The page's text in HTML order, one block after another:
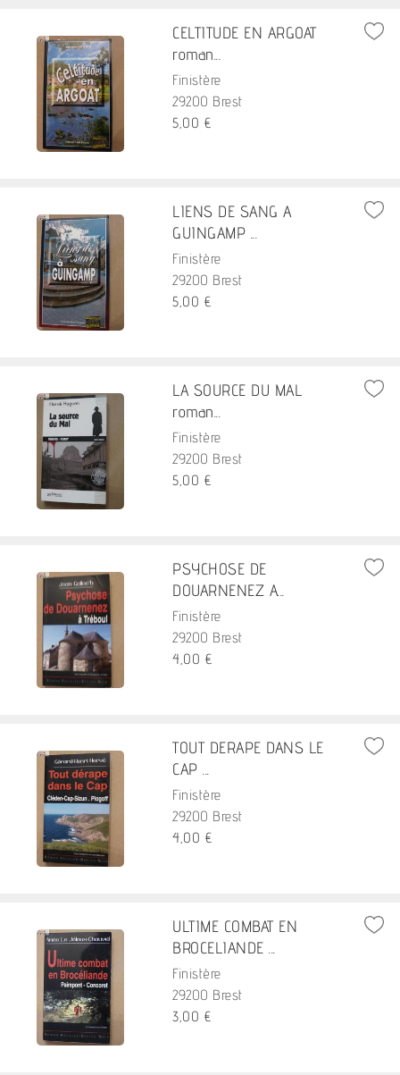
CELTITUDE EN ARGOAT
roman...
Finistère
29200 Brest
5,00 €
LIENS DE SANG A
GUINGAMP ...
Finistère
29200 Brest
5,00 €
LA SOURCE DU MAL
roman...
Finistère
29200 Brest
5,00 €
PSYCHOSE DE
DOUARNENEZ A...
Finistère
29200 Brest
4,00 €
TOUT DERAPE DANS LE
CAP ...
Finistère
29200 Brest
4,00 €
ULTIME COMBAT EN
BROCELIANDE ...
Finistère
29200 Brest
3,00 €